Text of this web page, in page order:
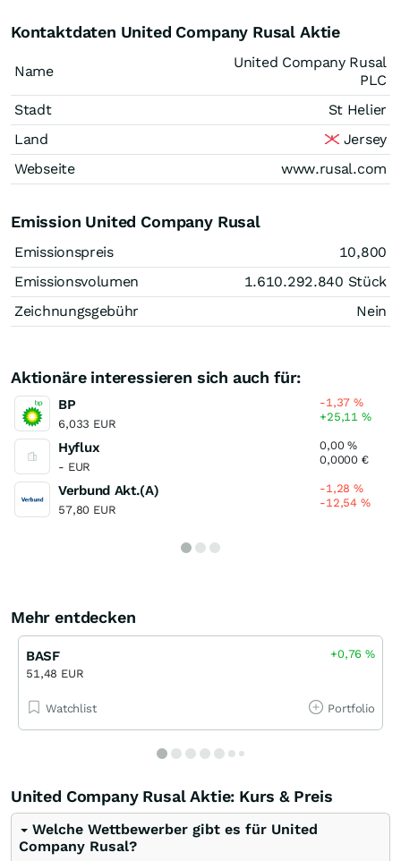
Kontaktdaten United Company Rusal Aktie
Name
United Company Rusal
PLC
Stadt
St Helier
Land
Jersey
Webseite
www.rusal.com
Emission United Company Rusal
Emissionspreis
10,800
Emissionsvolumen
1.610.292.840 Stück
Zeichnungsgebühr
Nein
Aktionäre interessieren sich auch für:
BP
6,033 EUR
-1,37%
+25,11%
Hyflux
- EUR
0,00%
0,0000€
Verbund Akt.(A)
57,80 EUR
-1,28%
-12,54%
Mehr entdecken
BASF
51,48 EUR
+0,76%
Watchlist Portfolio
United Company Rusal Aktie: Kurs & Preis
Welche Wettbewerber gibt es für United
Company Rusal?